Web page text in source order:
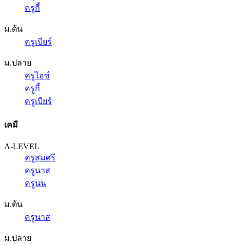
ครูกี้
ม.ต้น
ครูเบียร์
ม.ปลาย
ครูไอซ์
ครูกี้
ครูเบียร์
เคมี
A-LEVEL
ครูสมศรี
ครูนาส
ครูนน
ม.ต้น
ครูนาส
ม.ปลาย